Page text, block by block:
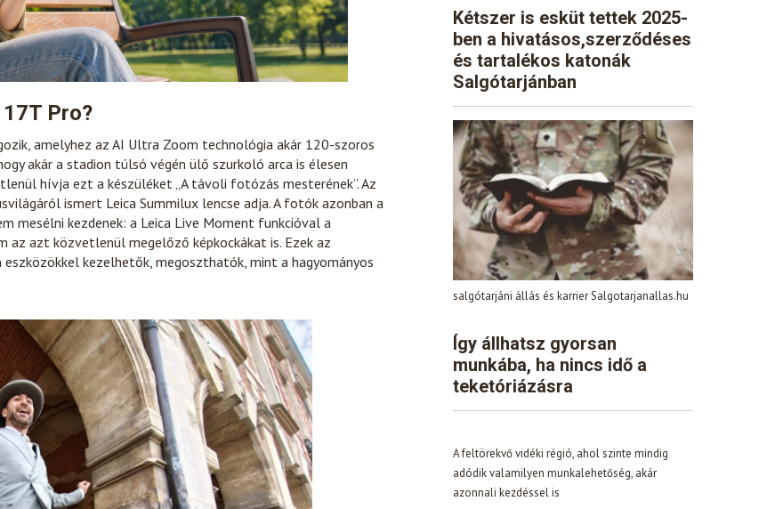
Pro?
amelyhez az AI Ultra Zoom technológia akár 120-szoros
akár a stadion túlsó végén ülő szurkoló arca is élesen
hívja ezt a készüléket „A távoli fotózás mesterének”. Az
ismert Leica Summilux lencse adja. A fotók azonban a
mesélni kezdenek: a Leica Live Moment funkcióval a
azt közvetlenül megelőző képkockákat is. Ezek az
kezelhetők, megoszthatók, mint a hagyományos
Kétszer is esküt tettek 2025-
ben a hivatásos,szerződéses
és tartalékos katonák
Salgótarjánban
salgótarjáni állás és karrier Salgotarjanallas.hu
Így állhatsz gyorsan
munkába, ha nincs idő a
teketóriázásra
A feltörekvő vidéki régió, ahol szinte mindig
adódik valamilyen munkalehetőség, akár
azonnali kezdéssel is